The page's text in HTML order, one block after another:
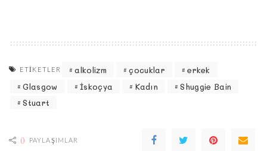
ETIKETLER alkolizm çocuklar
erkek
Glasgow
İskoçya Kadın
Shuggie Bain
Stuart
0 PAYLAŞIMLAR